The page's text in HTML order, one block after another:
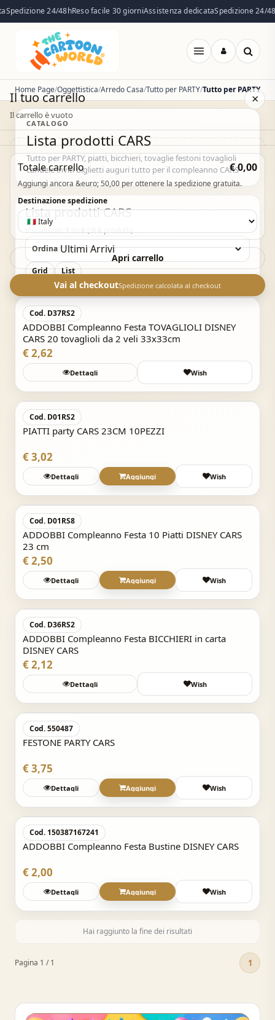
Spedizione 24/48hReso facile 30 giorniAssistenza dedicataSpedizione 24/
Apri
Il tuo carrello
Il carrello è vuoto
×
Il carrello è vuoto. Esplora il catalogo e aggiungi i
prodotti che desideri.
Totale carrello € 0,00
Aggiungi ancora &euro; 50,00 per ottenere la spedizione gratuita.
Destinazione spedizione
Apri carrello
Vai al checkoutSpedizione calcolata al checkout
Home Page Oggettistica Arredo Casa Tutto per PARTY
CATALOGO
Lista prodotti CARS
Tutto per PARTY, piatti, bicchieri, tovaglie festoni tovaglioli
candele inviti biglietti auguri tutto per il compleanno CARS
Lista prodotti CARS
Visualizzati1su6(di6prodotti)
Ordina
Grid
List
Acquisto Veloce
Cod. D37RS2
ADDOBBI Compleanno Festa TOVAGLIOLI DISNEY
CARS 20 tovaglioli da 2 veli 33x33cm
€ 2,62
Dettagli Wish
Acquisto Veloce
Cod. D01RS2
PIATTI party CARS 23CM 10PEZZI
€ 3,02
Dettagli Aggiungi Wish
Acquisto Veloce
Cod. D01RS8
ADDOBBI Compleanno Festa 10 Piatti DISNEY CARS
23 cm
€ 2,50
Dettagli Aggiungi Wish
Acquisto Veloce
Cod. D36RS2
ADDOBBI Compleanno Festa BICCHIERI in carta
DISNEY CARS
€ 2,12
Dettagli Wish
Acquisto Veloce
Cod. 550487
FESTONE PARTY CARS
€ 3,75
Dettagli Aggiungi Wish
Acquisto Veloce
Cod. 150387167241
ADDOBBI Compleanno Festa Bustine DISNEY CARS
€ 2,00
Dettagli Aggiungi Wish
Hai raggiunto la fine dei risultati
Pagina 1 / 1 1